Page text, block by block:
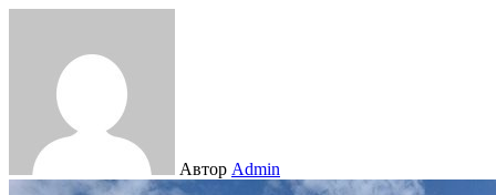
Автор Admin